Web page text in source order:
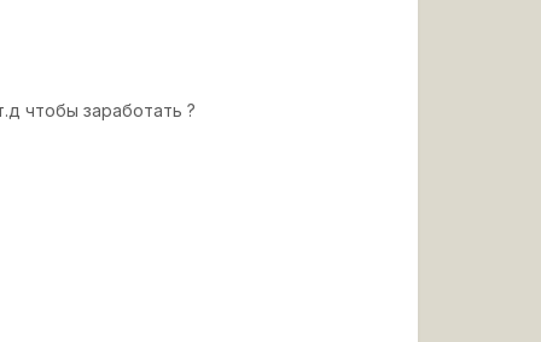
чтобы заработать ?